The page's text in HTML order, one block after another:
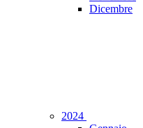
Dicembre
2024